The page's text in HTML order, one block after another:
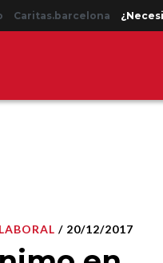
Caritas.barcelona
/ 20/12/2017